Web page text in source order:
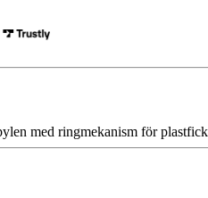
med ringmekanism för